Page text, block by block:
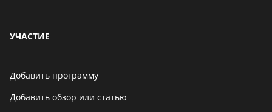
УЧАСТИЕ
Добавить программу
Добавить обзор или статью